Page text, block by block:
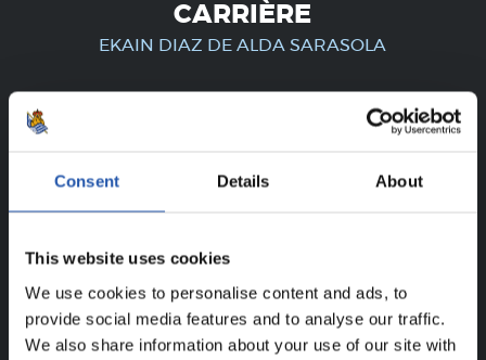
Consent Details About
This website uses cookies
We use cookies to personalise content and ads, to
provide social media features and to analyse our traffic.
We also share information about your use of our site with
CARRIÈRE
EKAIN DIAZ DE ALDA SARASOLA
UTILISATEURS ENREGISTRÉS !
notre site web.
S'inscrire en cliquant sur l'
et profitez du
contenu exclusif pour vous.